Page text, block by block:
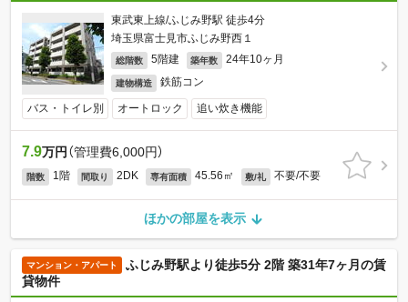
東武東上線/ふじみ野駅 徒歩4分
埼玉県富士見市ふじみ野西１
総階数 5階建 築年数 24年10ヶ月
建物構造 鉄筋コン
バス・トイレ別 オートロック 追い炊き機能
7.9万円 （管理費6,000円）
階数 1階 間取り 2DK 専有面積 45.56㎡ 敷/礼 不要/不要
ほかの部屋を表示
マンション・アパート
ふじみ野駅より徒歩5分 2階 築31年7ヶ月の賃
貸物件